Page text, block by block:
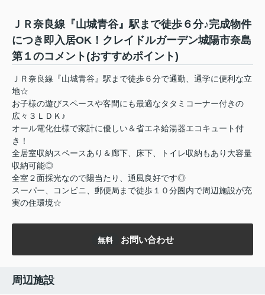
ＪＲ奈良線『山城青谷』駅まで徒歩６分♪完成物件
につき即入居OK！クレイドルガーデン城陽市奈島
第１のコメント(おすすめポイント)
ＪＲ奈良線『山城青谷』駅まで徒歩６分で通勤、通学に便利な立
地☆
お子様の遊びスペースや客間にも最適なタタミコーナー付きの
広々３ＬＤＫ♪
オール電化仕様で家計に優しい＆省エネ給湯器エコキュート付
き！
全居室収納スペースあり＆廊下、床下、トイレ収納もあり大容量
収納可能◎
全室２面採光なので陽当たり、通風良好です◎
スーパー、コンビニ、郵便局まで徒歩１０分圏内で周辺施設が充
実の住環境☆
無料 お問い合わせ
周辺施設